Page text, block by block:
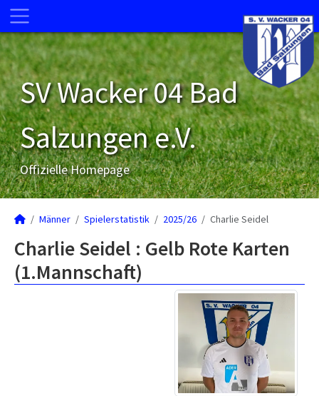
SV Wacker 04 Bad
Salzungen e.V.
Offizielle Homepage
Männer Spielerstatistik 2025/26 Charlie Seidel
Charlie Seidel : Gelb Rote Karten
(1.Mannschaft)